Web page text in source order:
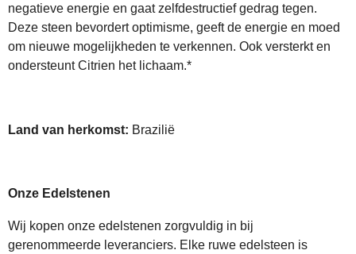
negatieve energie en gaat zelfdestructief gedrag tegen.
Deze steen bevordert optimisme, geeft de energie en moed
om nieuwe mogelijkheden te verkennen. Ook versterkt en
ondersteunt Citrien het lichaam.*
Land van herkomst: Brazilië
Onze Edelstenen
Wij kopen onze edelstenen zorgvuldig in bij
gerenommeerde leveranciers. Elke ruwe edelsteen is